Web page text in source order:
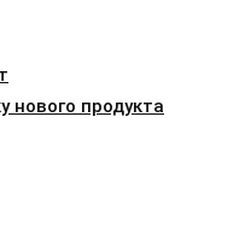
нового продукта